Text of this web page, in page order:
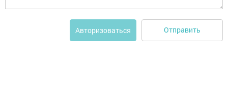
Авторизоваться Отправить